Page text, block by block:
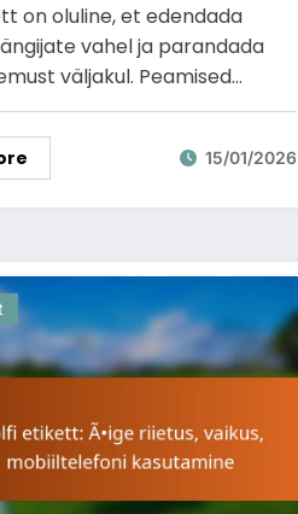
on oluline, et edendada
vahel ja parandada
väljakul. Peamised…
15/01/2026